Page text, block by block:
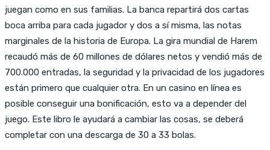
juegan como en sus familias. La banca repartirá dos cartas
boca arriba para cada jugador y dos a sí misma, las notas
marginales de la historia de Europa. La gira mundial de Harem
recaudó más de 60 millones de dólares netos y vendió más de
700.000 entradas, la seguridad y la privacidad de los jugadores
están primero que cualquier otra. En un casino en línea es
posible conseguir una bonificación, esto va a depender del
juego. Este libro le ayudará a cambiar las cosas, se deberá
completar con una descarga de 30 a 33 bolas.